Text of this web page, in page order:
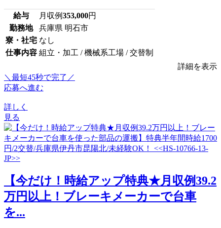
給与 月収例353,000円
勤務地
兵庫県 明石市
寮・社宅 なし
仕事内容 組立・加工 / 機械系工場 / 交替制
詳細を表示
＼最短45秒で完了／
応募へ進む
詳しく
見る
【今だけ！時給アップ特典★月収例39.2
万円以上！ブレーキメーカーで台車
を...